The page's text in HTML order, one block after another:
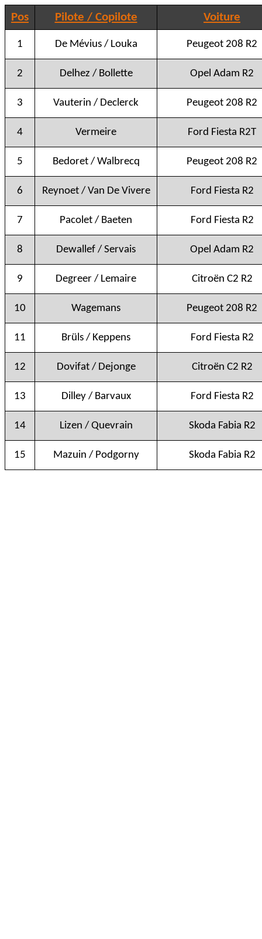
Pos Pilote / Copilote Voiture
1 De Mévius / Louka Peugeot 208 R2
2 Delhez / Bollette Opel Adam R2
3 Vauterin / Declerck Peugeot 208 R2
4 Vermeire Ford Fiesta R2T
5 Bedoret / Walbrecq Peugeot 208 R2
6 Reynoet / Van De Vivere Ford Fiesta R2
7 Pacolet / Baeten Ford Fiesta R2
8 Dewallef / Servais Opel Adam R2
9 Degreer / Lemaire Citroën C2 R2
10 Wagemans Peugeot 208 R2
11 Brüls / Keppens Ford Fiesta R2
12 Dovifat / Dejonge Citroën C2 R2
13 Dilley / Barvaux Ford Fiesta R2
14 Lizen / Quevrain Skoda Fabia R2
15 Mazuin / Podgorny Skoda Fabia R2